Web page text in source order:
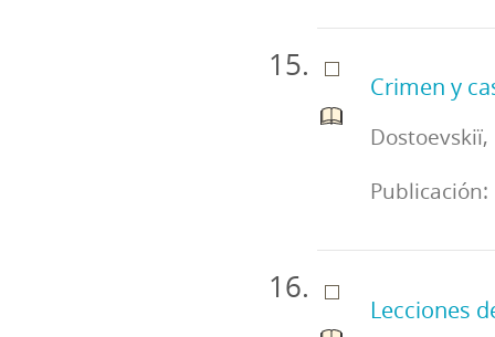
Crimen y
Lecciones